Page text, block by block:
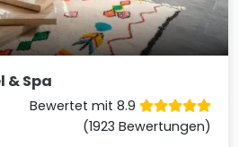
& Spa
Bewertet mit 8.9
(1923 Bewertungen)